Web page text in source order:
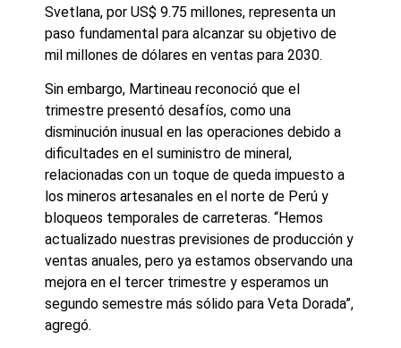
Svetlana, por US$ 9.75 millones, representa un
paso fundamental para alcanzar su objetivo de
mil millones de dólares en ventas para 2030.
Sin embargo, Martineau reconoció que el
trimestre presentó desafíos, como una
disminución inusual en las operaciones debido a
dificultades en el suministro de mineral,
relacionadas con un toque de queda impuesto a
los mineros artesanales en el norte de Perú y
bloqueos temporales de carreteras. “Hemos
actualizado nuestras previsiones de producción y
ventas anuales, pero ya estamos observando una
mejora en el tercer trimestre y esperamos un
segundo semestre más sólido para Veta Dorada”,
agregó.